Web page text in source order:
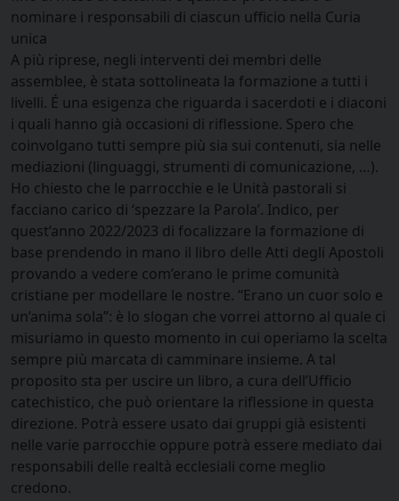
nominare i responsabili di ciascun ufficio nella Curia
unica
A più riprese, negli interventi dei membri delle
assemblee, è stata sottolineata la formazione a tutti i
livelli. É una esigenza che riguarda i sacerdoti e i diaconi
i quali hanno già occasioni di riflessione. Spero che
coinvolgano tutti sempre più sia sui contenuti, sia nelle
mediazioni (linguaggi, strumenti di comunicazione, …).
Ho chiesto che le parrocchie e le Unità pastorali si
facciano carico di ‘spezzare la Parola’. Indico, per
quest’anno 2022/2023 di focalizzare la formazione di
base prendendo in mano il libro delle Atti degli Apostoli
provando a vedere com’erano le prime comunità
cristiane per modellare le nostre. “Erano un cuor solo e
un’anima sola”: è lo slogan che vorrei attorno al quale ci
misuriamo in questo momento in cui operiamo la scelta
sempre più marcata di camminare insieme. A tal
proposito sta per uscire un libro, a cura dell’Ufficio
catechistico, che può orientare la riflessione in questa
direzione. Potrà essere usato dai gruppi già esistenti
nelle varie parrocchie oppure potrà essere mediato dai
responsabili delle realtà ecclesiali come meglio
credono.